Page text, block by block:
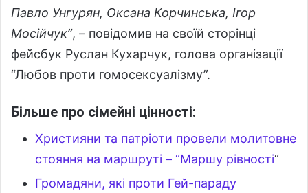
Павло Унгурян, Оксана Корчинська, Ігор
Мосійчук”, – повідомив на своїй сторінці
фейсбук Руслан Кухарчук, голова організації
“Любов проти гомосексуалізму”.
Більше про сімейні цінності:
Християни та патріоти провели молитовне
стояння на маршруті – “Маршу рівності“
Громадяни, які проти Гей-параду